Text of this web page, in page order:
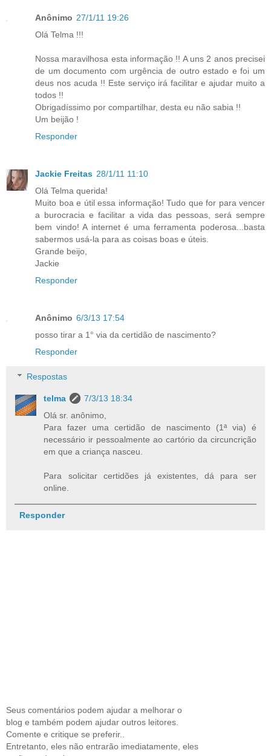
Anônimo 27/1/11 19:26
Olá Telma !!!
Nossa maravilhosa esta informação !! A uns 2 anos precisei
de um documento com urgência de outro estado e foi um
deus nos acuda !! Este serviço irá facilitar e ajudar muito a
todos !!
Obrigadíssimo por compartilhar, desta eu não sabia !!
Um beijão !
Responder
Jackie Freitas 28/1/11 11:10
Olá Telma querida!
Muito boa e útil essa informação! Tudo que for para vencer
a burocracia e facilitar a vida das pessoas, será sempre
bem vindo! A internet é uma ferramenta poderosa...basta
sabermos usá-la para as coisas boas e úteis.
Grande beijo,
Jackie
Responder
Anônimo 6/3/13 17:54
posso tirar a 1° via da certidão de nascimento?
Responder
Respostas
telma
7/3/13 18:34
Olá sr. anônimo,
Para fazer uma certidão de nascimento (1ª via) é
necessário ir pessoalmente ao cartório da circuncrição
em que a criança nasceu.
Para solicitar certidões já existentes, dá para ser
online.
Responder
Seus comentários podem ajudar a melhorar o
blog e também podem ajudar outros leitores.
Comente e critique se preferir..
Entretanto, eles não entrarão imediatamente, eles